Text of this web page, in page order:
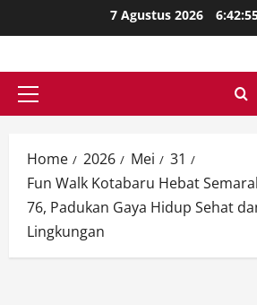
to
7 Agustus 2026
Primary
Home 2026 Mei
31
Fun Walk Kotabaru Hebat
76, Padukan Gaya Hidup Sehat
Lingkungan